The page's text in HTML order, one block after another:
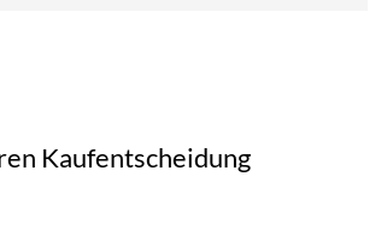
Kaufentscheidung